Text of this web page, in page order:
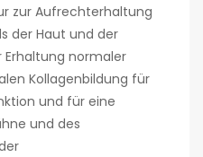
zur Aufrechterhaltung
der Haut und der
Erhaltung normaler
Kollagenbildung für
und für eine
und des